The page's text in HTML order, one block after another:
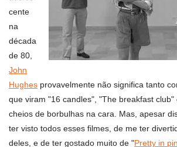
cente
na
década
de 80,
John
Hughes provavelmente não significa tanto
que viram "16 candles", "The breakfast club"
cheios de borbulhas na cara. Mas, apesar
ter visto todos esses filmes, de me ter
deles, e de ter gostado muito de "Pretty in